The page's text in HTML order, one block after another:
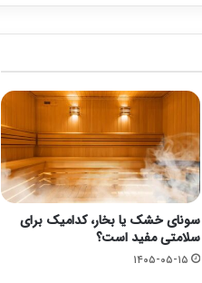
سونای خشک یا بخار، کدامیک برای
سلامتی مفید است؟
۱۴۰۵-۰۵-۱۵